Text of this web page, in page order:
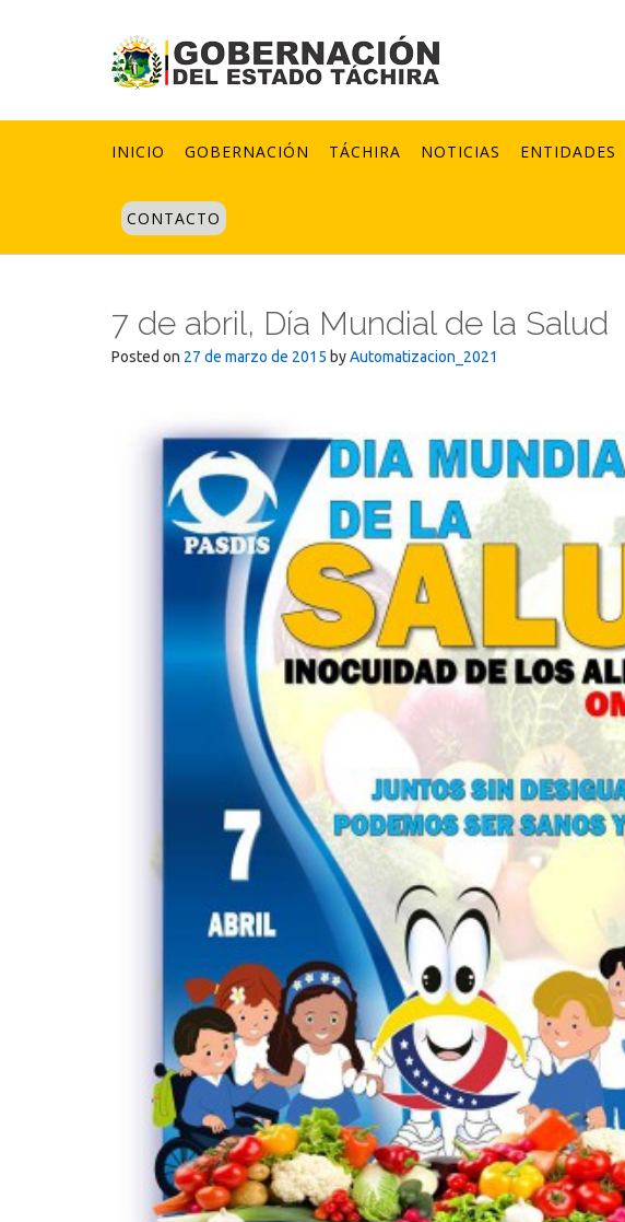
INICIO GOBERNACIÓN TÁCHIRA NOTICIAS ENTIDADES
CONTACTO
7 de abril, Día Mundial de la Salud
Posted on 27 de marzo de 2015 byAutomatizacion_2021